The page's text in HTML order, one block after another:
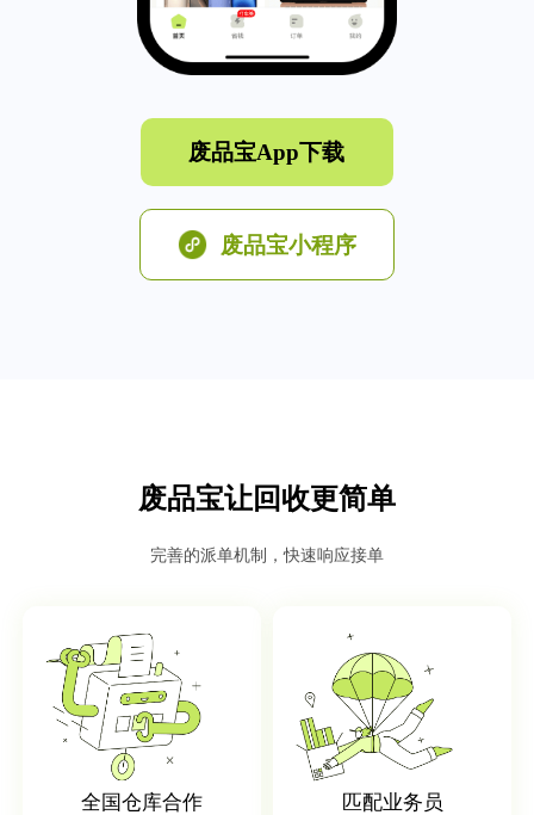
废品宝App下载
废品宝小程序
废品宝让回收更简单
完善的派单机制，快速响应接单
全国仓库合作 匹配业务员